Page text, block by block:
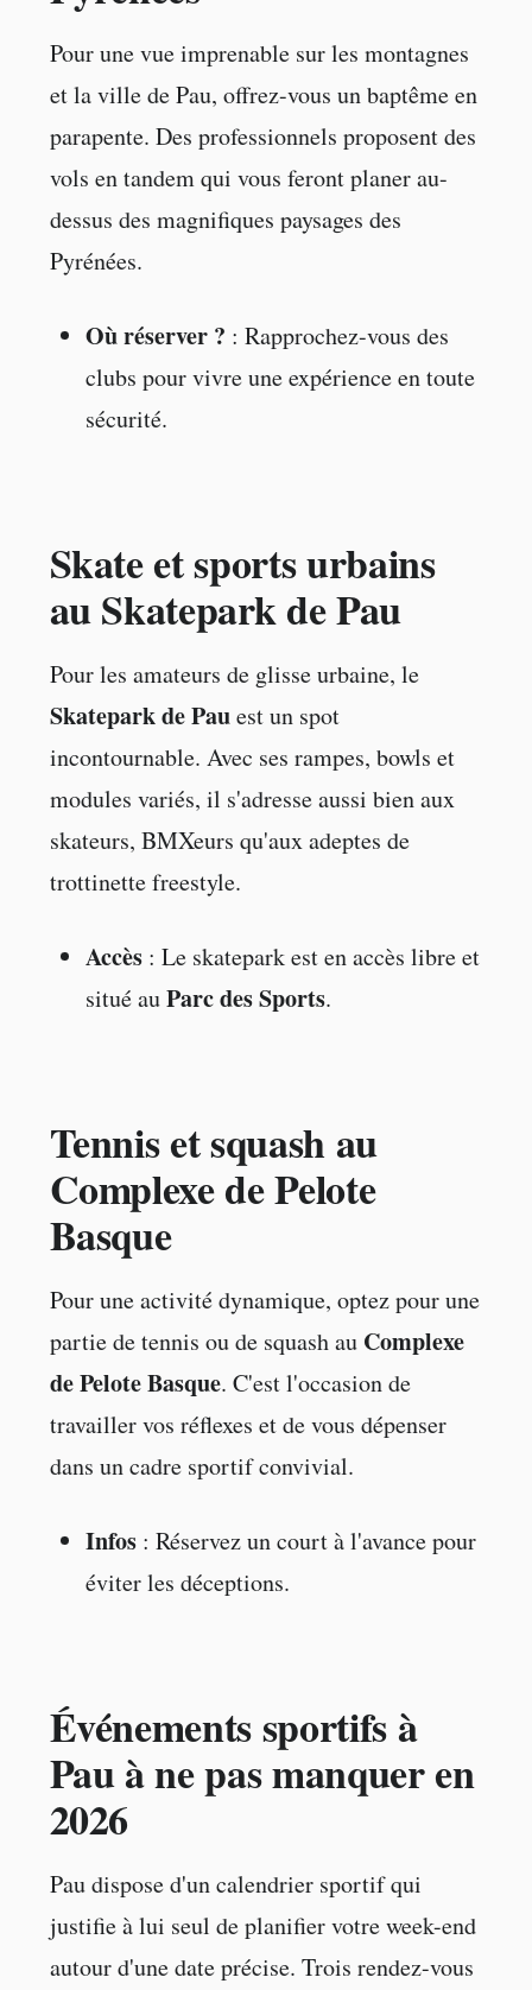
Pour une vue imprenable sur les montagnes
et la ville de Pau, offrez-vous un baptême en
parapente. Des professionnels proposent des
vols en tandem qui vous feront planer au-
dessus des magnifiques paysages des
Pyrénées.
Où réserver ? : Rapprochez-vous des
clubs pour vivre une expérience en toute
sécurité.
Skate et sports urbains
au Skatepark de Pau
Pour les amateurs de glisse urbaine, le
Skatepark de Pauest un spot
incontournable. Avec ses rampes, bowls et
modules variés, il s'adresse aussi bien aux
skateurs, BMXeurs qu'aux adeptes de
trottinette freestyle.
Accès: Le skatepark est en accès libre et
situé auParc des Sports.
Tennis et squash au
Complexe de Pelote
Basque
Pour une activité dynamique, optez pour une
partie de tennis ou de squash au Complexe
de Pelote Basque. C'est l'occasion de
travailler vos réflexes et de vous dépenser
dans un cadre sportif convivial.
Infos: Réservez un court à l'avance pour
éviter les déceptions.
Événements sportifs à
Pau à ne pas manquer en
2026
Pau dispose d'un calendrier sportif qui
justifie à lui seul de planifier votre week-end
autour d'une date précise. Trois rendez-vous